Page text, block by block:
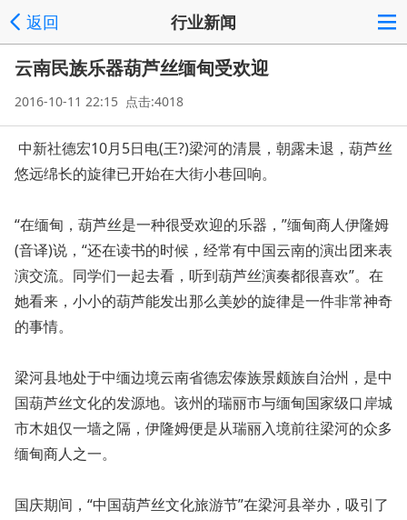
返回 行业新闻
云南民族乐器葫芦丝缅甸受欢迎
2016-10-11 22:15 点击:4018
中新社德宏10月5日电(王?)梁河的清晨，朝露未退，葫芦丝
悠远绵长的旋律已开始在大街小巷回响。
“在缅甸，葫芦丝是一种很受欢迎的乐器，”缅甸商人伊隆姆
(音译)说，“还在读书的时候，经常有中国云南的演出团来表
演交流。同学们一起去看，听到葫芦丝演奏都很喜欢”。在
她看来，小小的葫芦能发出那么美妙的旋律是一件非常神奇
的事情。
梁河县地处于中缅边境云南省德宏傣族景颇族自治州，是中
国葫芦丝文化的发源地。该州的瑞丽市与缅甸国家级口岸城
市木姐仅一墙之隔，伊隆姆便是从瑞丽入境前往梁河的众多
缅甸商人之一。
国庆期间，“中国葫芦丝文化旅游节”在梁河县举办，吸引了